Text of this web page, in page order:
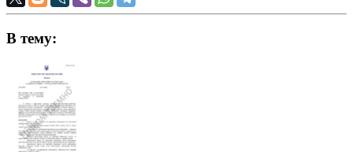
В тему: